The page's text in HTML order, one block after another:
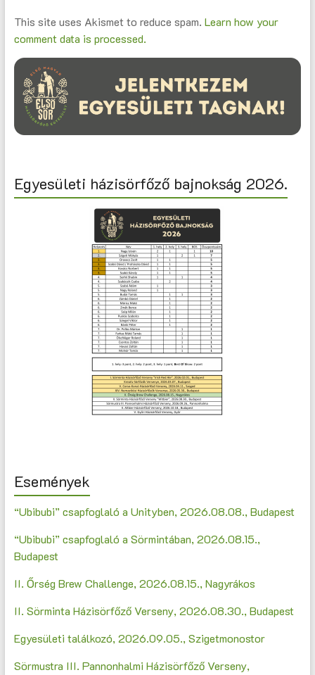
This site uses Akismet to reduce spam. Learn how your
comment data is processed.
Egyesületi házisörfőző bajnokság 2026.
Események
“Ubibubi” csapfoglaló a Unityben, 2026.08.08., Budapest
“Ubibubi” csapfoglaló a Sörmintában, 2026.08.15.,
Budapest
II. Őrség Brew Challenge, 2026.08.15., Nagyrákos
II. Sörminta Házisörfőző Verseny, 2026.08.30., Budapest
Egyesületi találkozó, 2026.09.05., Szigetmonostor
Sörmustra III. Pannonhalmi Házisörfőző Verseny,